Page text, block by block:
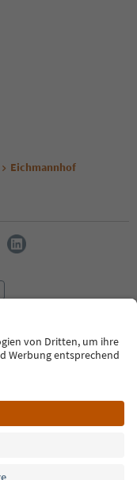
Eichmannhof
Privacy Policy
Cookie Policy